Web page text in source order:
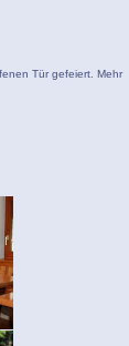
Tür gefeiert. Mehr